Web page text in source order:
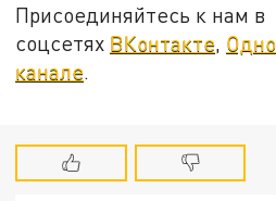
Присоединяйтесь к нам в
соцсетях ВКонтакте
канале